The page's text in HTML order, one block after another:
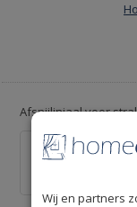
Afsnijliniaal voor
Wij en partners